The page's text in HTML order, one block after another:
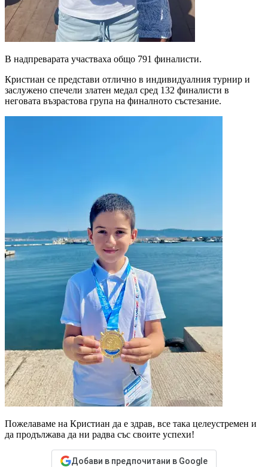
В надпреварата участваха общо 791 финалисти.
Кристиан се представи отлично в индивидуалния турнир и
заслужено спечели златен медал сред 132 финалисти в
неговата възрастова група на финалното състезание.
Пожелаваме на Кристиан да е здрав, все така целеустремен и
да продължава да ни радва със своите успехи!
Добави в предпочитани в Google